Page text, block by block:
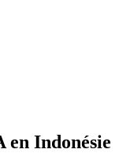
en Indonésie